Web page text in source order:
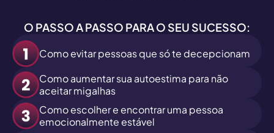
O PASSO A PASSO PARA O SEU SUCESSO:
Como evitar pessoas que só te decepcionam
Como aumentar sua autoestima para não
aceitar migalhas
Como escolher e encontrar uma pessoa
emocionalmente estável